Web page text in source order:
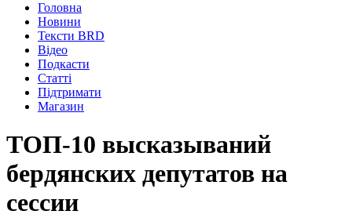
Головна
Новини
Тексти BRD
Відео
Подкасти
Статті
Підтримати
Магазин
ТОП-10 высказываний
бердянских депутатов на
сессии